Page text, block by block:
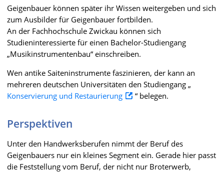
Geigenbauer können später ihr Wissen weitergeben und sich
zum Ausbilder für Geigenbauer fortbilden.
An der Fachhochschule Zwickau können sich
Studieninteressierte für einen Bachelor-Studiengang
„Musikinstrumentenbau“ einschreiben.
Wen antike Saiteninstrumente faszinieren, der kann an
mehreren deutschen Universitäten den Studiengang „
Konservierung und Restaurierung
“ belegen.
Perspektiven
Unter den Handwerksberufen nimmt der Beruf des
Geigenbauers nur ein kleines Segment ein. Gerade hier passt
die Feststellung vom Beruf, der nicht nur Broterwerb,